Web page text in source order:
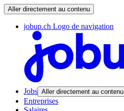
Aller directement au contenu
jobup.ch Logo de navigation
Jobs Aller directement au contenu
Entreprises